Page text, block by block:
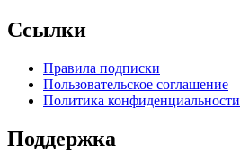
Ссылки
Правила подписки
Пользовательское соглашение
Политика конфиденциальности
Поддержка